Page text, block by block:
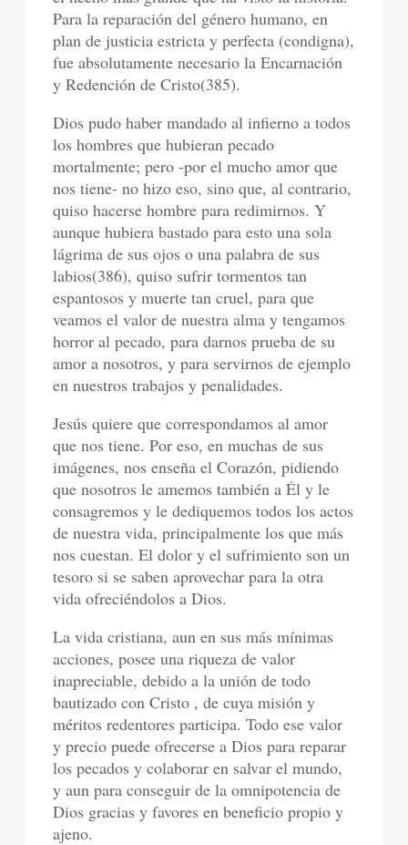
Para la reparación del género humano, en
plan de justicia estricta y perfecta (condigna),
fue absolutamente necesario la Encarnación
y Redención de Cristo(385).
Dios pudo haber mandado al infierno a todos
los hombres que hubieran pecado
mortalmente; pero -por el mucho amor que
nos tiene- no hizo eso, sino que, al contrario,
quiso hacerse hombre para redimirnos. Y
aunque hubiera bastado para esto una sola
lágrima de sus ojos o una palabra de sus
labios(386), quiso sufrir tormentos tan
espantosos y muerte tan cruel, para que
veamos el valor de nuestra alma y tengamos
horror al pecado, para darnos prueba de su
amor a nosotros, y para servirnos de ejemplo
en nuestros trabajos y penalidades.
Jesús quiere que correspondamos al amor
que nos tiene. Por eso, en muchas de sus
imágenes, nos enseña el Corazón, pidiendo
que nosotros le amemos también a Él y le
consagremos y le dediquemos todos los actos
de nuestra vida, principalmente los que más
nos cuestan. El dolor y el sufrimiento son un
tesoro si se saben aprovechar para la otra
vida ofreciéndolos a Dios.
La vida cristiana, aun en sus más mínimas
acciones, posee una riqueza de valor
inapreciable, debido a la unión de todo
bautizado con Cristo , de cuya misión y
méritos redentores participa. Todo ese valor
y precio puede ofrecerse a Dios para reparar
los pecados y colaborar en salvar el mundo,
y aun para conseguir de la omnipotencia de
Dios gracias y favores en beneficio propio y
ajeno.